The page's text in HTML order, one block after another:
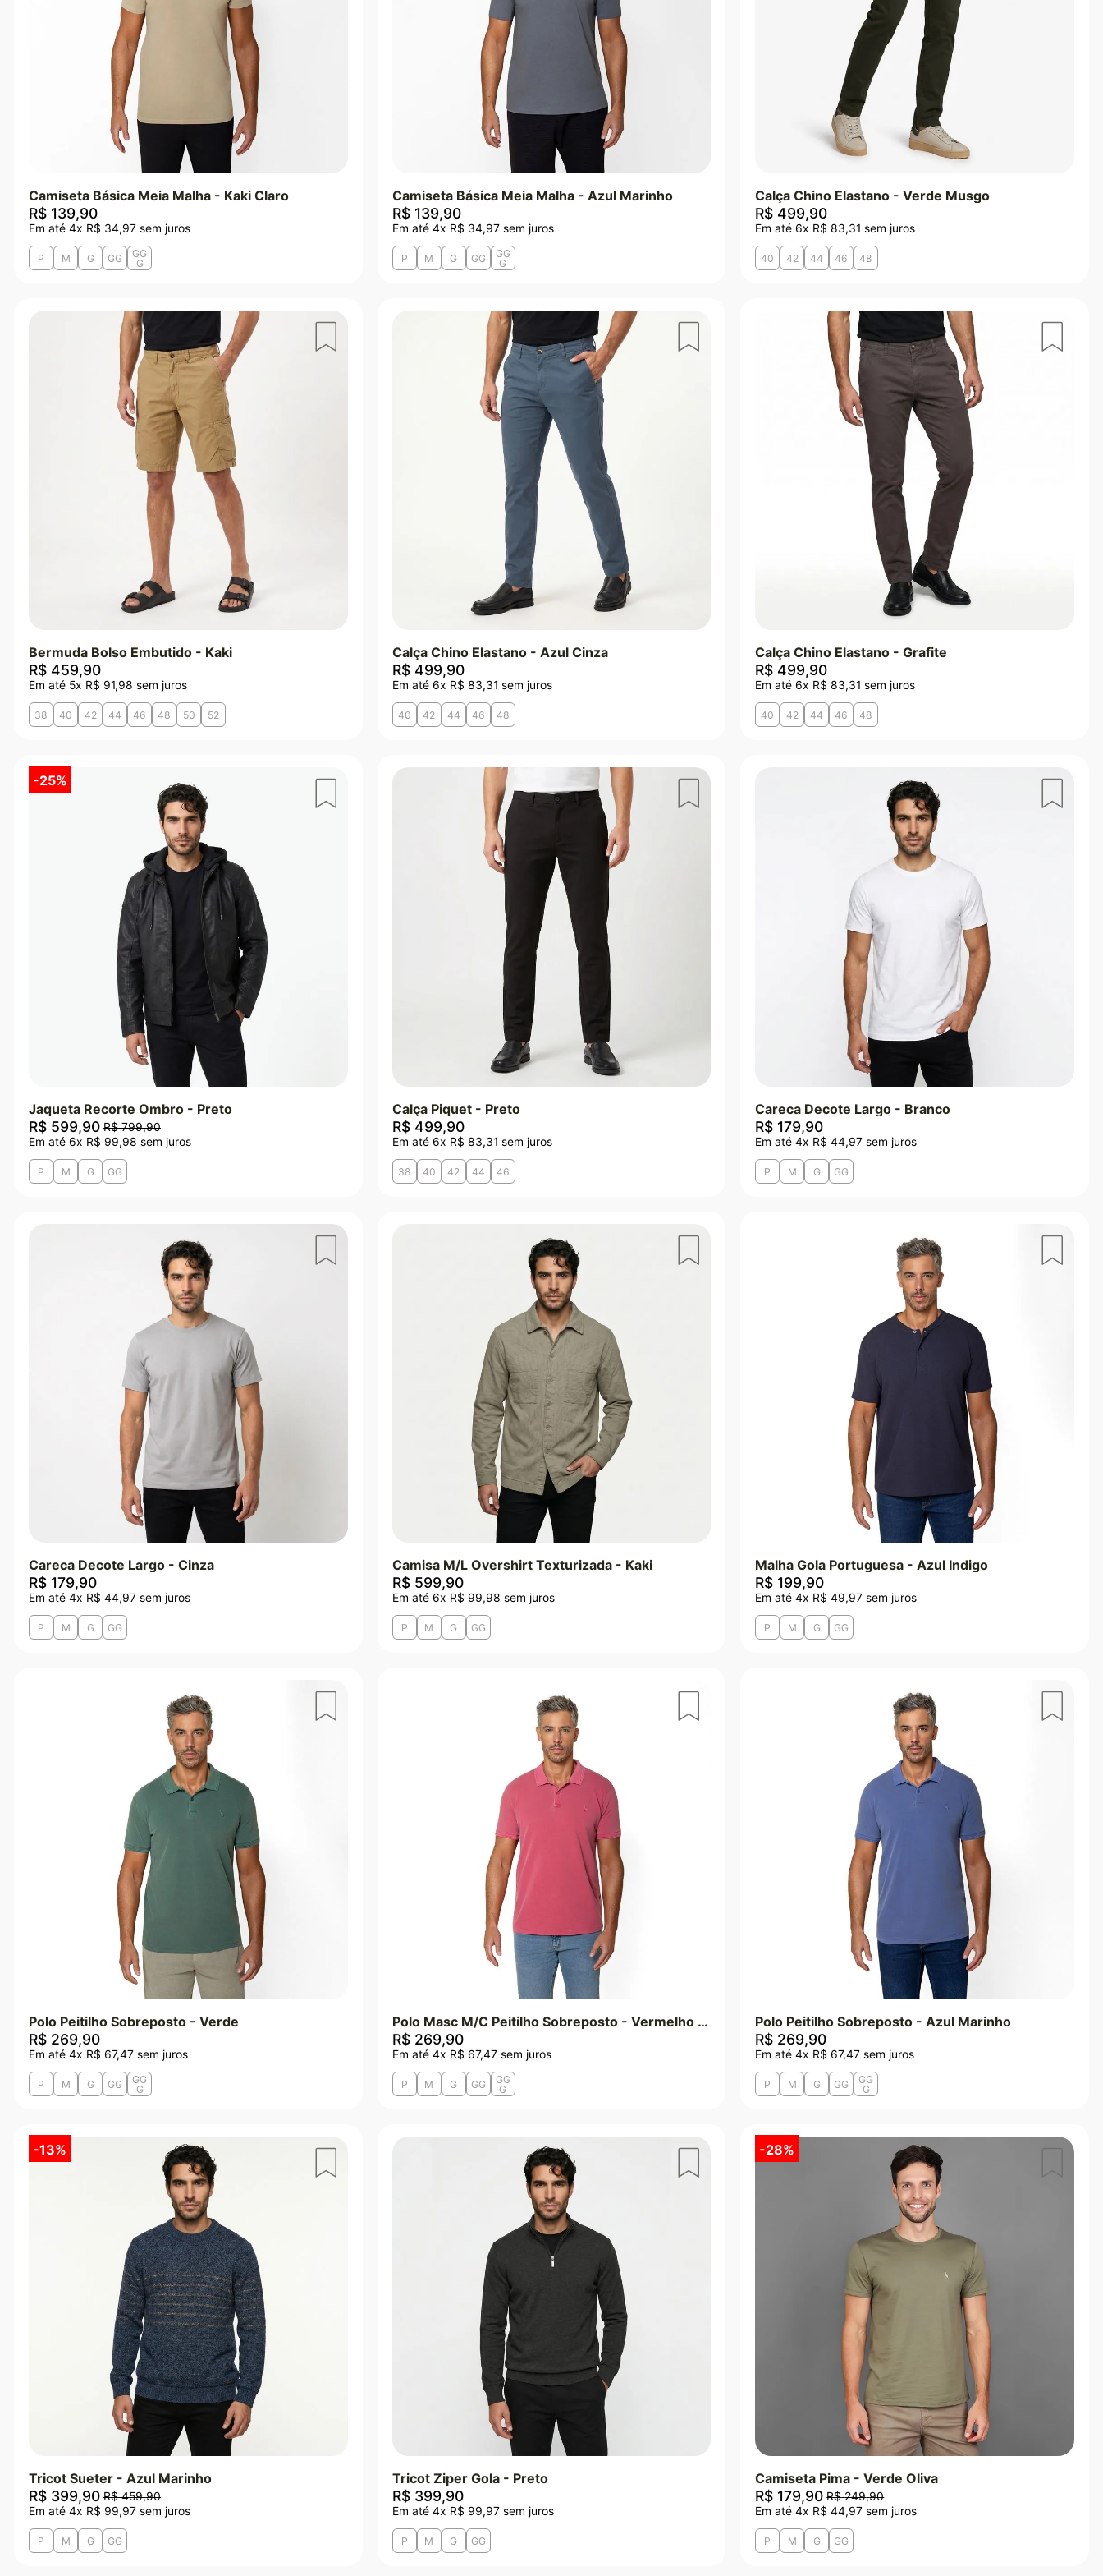
VERDE MILITAR
Camiseta Básica Meia Malha - Kaki Claro
R$ 139,90
Em até 4x R$ 34,97 sem juros
P M G GG
GG
G
Camiseta Básica Meia Malha - Azul Marinho
R$ 139,90
Em até 4x R$ 34,97sem juros
P M G GG
GG
G
Calça Chino Elastano - Verde Musgo
R$ 499,90
Em até 6x R$ 83,31 sem juros
40 42 44 46 48
Bermuda Bolso Embutido - Kaki
R$ 459,90
Em até 5x R$ 91,98 sem juros
38 40 42 44 46 48 50 52
Calça Chino Elastano - Azul Cinza
R$ 499,90
Em até 6x R$ 83,31 sem juros
40 42 44 46 48
Calça Chino Elastano - Grafite
R$ 499,90
Em até 6x R$ 83,31 sem juros
40 42 44 46 48
-25%
Jaqueta Recorte Ombro - Preto
R$ 599,90 R$ 799,90
Em até 6x R$ 99,98 sem juros
P M G GG
Calça Piquet - Preto
R$ 499,90
Em até 6x R$ 83,31 sem juros
38 40 42 44 46
Careca Decote Largo - Branco
R$ 179,90
Em até4x R$ 44,97 sem juros
P M G GG
Careca Decote Largo - Cinza
R$ 179,90
Em até 4x R$ 44,97 sem juros
P M G GG
Camisa M/L Overshirt Texturizada - Kaki
R$ 599,90
Em até 6x R$ 99,98 sem juros
P M G GG
Malha Gola Portuguesa - Azul Indigo
R$ 199,90
Em até4x R$ 49,97 sem juros
P M G GG
Polo Peitilho Sobreposto - Verde
R$ 269,90
Em até 4x R$ 67,47 sem juros
P M G GG
GG
G
Polo Masc M/C Peitilho Sobreposto - Vermelho Queimado
R$ 269,90
Em até 4x R$ 67,47sem juros
P M G GG
GG
G
Polo Peitilho Sobreposto - Azul Marinho
R$ 269,90
Em até4x R$ 67,47 sem juros
P M G GG
GG
G
-13%
Tricot Sueter - Azul Marinho
R$ 399,90 R$ 459,90
Em até 4x R$ 99,97 sem juros
P M G GG
Tricot Ziper Gola - Preto
R$ 399,90
Em até 4x R$ 99,97sem juros
P M G GG
-28%
Camiseta Pima - Verde Oliva
R$ 179,90 R$ 249,90
Em até4x R$ 44,97 sem juros
P M G GG